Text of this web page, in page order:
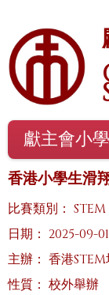
獻主會小學
香港小學生滑
比賽類別： STEM
日期： 2025-09-
主辦： 香港
性質： 校外舉辦